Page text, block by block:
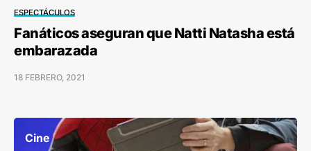
ESPECTÁCULOS
Fanáticos aseguran que Natti Natasha está
embarazada
18 FEBRERO, 2021
Cine